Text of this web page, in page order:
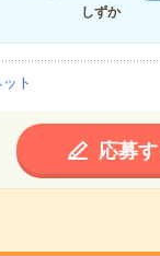
しずか
ト
応募